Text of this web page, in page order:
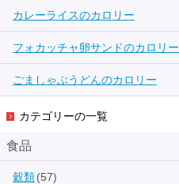
カレーライスのカロリー
フォカッチャ卵サンドのカロリー
ごましゃぶうどんのカロリー
カテゴリーの一覧
食品
穀類(57)